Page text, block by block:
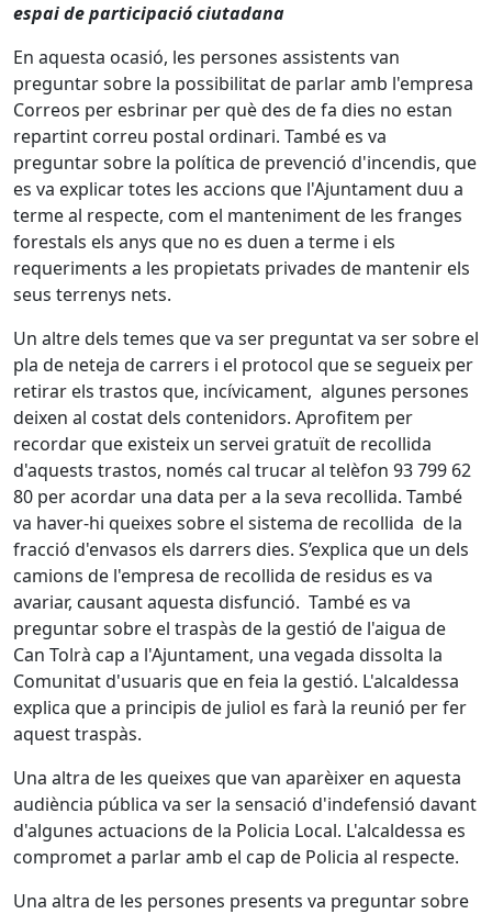
espai de participació ciutadana
En aquesta ocasió, les persones assistents van
preguntar sobre la possibilitat de parlar amb l'empresa
Correos per esbrinar per què des de fa dies no estan
repartint correu postal ordinari. També es va
preguntar sobre la política de prevenció d'incendis, que
es va explicar totes les accions que l'Ajuntament duu a
terme al respecte, com el manteniment de les franges
forestals els anys que no es duen a terme i els
requeriments a les propietats privades de mantenir els
seus terrenys nets.
Un altre dels temes que va ser preguntat va ser sobre el
pla de neteja de carrers i el protocol que se segueix per
retirar els trastos que, incívicament, algunes persones
deixen al costat dels contenidors. Aprofitem per
recordar que existeix un servei gratuït de recollida
d'aquests trastos, només cal trucar al telèfon 93 799 62
80 per acordar una data per a la seva recollida. També
va haver-hi queixes sobre el sistema de recollida de la
fracció d'envasos els darrers dies. S’explica que un dels
camions de l'empresa de recollida de residus es va
avariar, causant aquesta disfunció. També es va
preguntar sobre el traspàs de la gestió de l'aigua de
Can Tolrà cap a l'Ajuntament, una vegada dissolta la
Comunitat d'usuaris que en feia la gestió. L'alcaldessa
explica que a principis de juliol es farà la reunió per fer
aquest traspàs.
Una altra de les queixes que van aparèixer en aquesta
audiència pública va ser la sensació d'indefensió davant
d'algunes actuacions de la Policia Local. L'alcaldessa es
compromet a parlar amb el cap de Policia al respecte.
Una altra de les persones presents va preguntar sobre